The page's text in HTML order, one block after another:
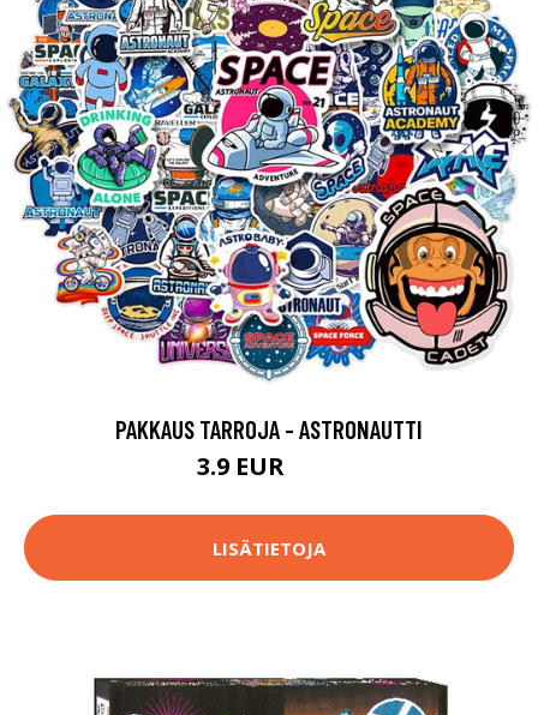
PAKKAUS TARROJA - ASTRONAUTTI
3.9 EUR
LISÄTIETOJA